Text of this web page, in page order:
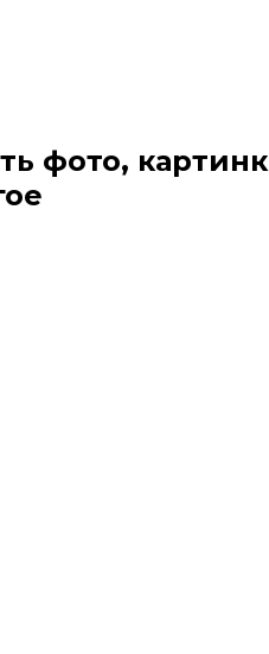
фото,